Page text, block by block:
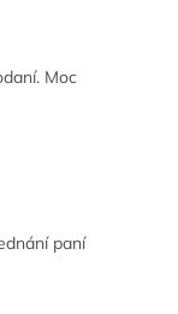
Moc
paní